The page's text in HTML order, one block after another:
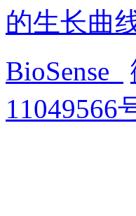
的生长曲
BioSense
11049566